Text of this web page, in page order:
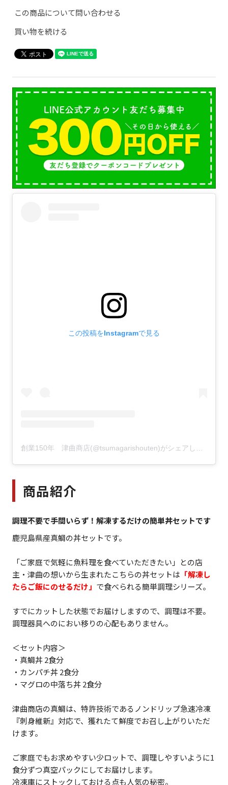
この商品について問い合わせる
買い物を続ける
この投稿をInstagramで見る
商品紹介
調理不要で手間いらず！解凍するだけの簡単丼セットです
鹿児島県産真鯛の丼セットです。
「ご家庭で気軽に魚料理を食べていただきたい」との店
主・津曲の想いから生まれたこちらの丼セットは 「解凍し
たらご飯にのせるだけ」 で食べられる簡単調理シリーズ。
すでにカットした状態でお届けしますので、調理は不要。
調理器具へのにおい移りの心配もありません。
＜セット内容＞
・真鯛丼 2食分
・カンパチ丼 2食分
・マグロの中落ち丼 2食分
津曲商店の真鯛は、特許技術であるノンドリップ急速冷凍
『刺身維新』対応で、獲れたて鮮度でお召し上がりいただ
けます。
ご家庭でもお求めやすい少ロットで、調理しやすいように1
食分ずつ真空パックにしてお届けします。
冷凍庫にストックしておける点も人気の秘密。